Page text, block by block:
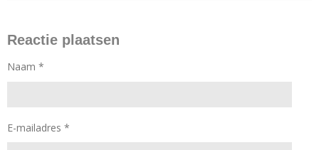
Reactie plaatsen
Naam *
E-mailadres *